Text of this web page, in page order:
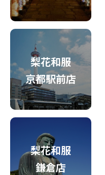
梨花和服
京都駅前店
梨花和服
鎌倉店